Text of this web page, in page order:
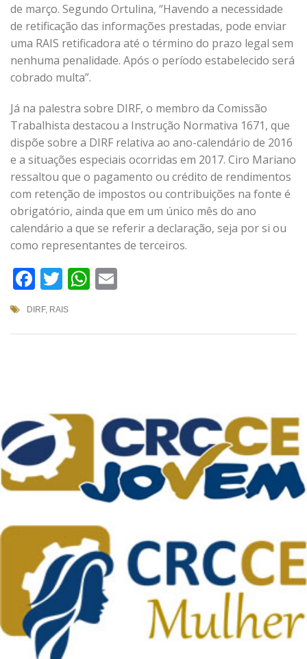
de março. Segundo Ortulina, “Havendo a necessidade
de retificação das informações prestadas, pode enviar
uma RAIS retificadora até o término do prazo legal sem
nenhuma penalidade. Após o período estabelecido será
cobrado multa”.
Já na palestra sobre DIRF, o membro da Comissão
Trabalhista destacou a Instrução Normativa 1671, que
dispõe sobre a DIRF relativa ao ano-calendário de 2016
e a situações especiais ocorridas em 2017. Ciro Mariano
ressaltou que o pagamento ou crédito de rendimentos
com retenção de impostos ou contribuições na fonte é
obrigatório, ainda que em um único mês do ano
calendário a que se referir a declaração, seja por si ou
como representantes de terceiros.
Facebook
TwitterWhatsApp
DIRF, RAIS